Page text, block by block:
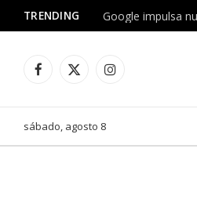
TRENDING
Facebook
X
Instagram
sábado, agosto 8